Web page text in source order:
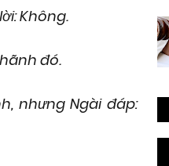
Không.
đó.
nhưng Ngài đáp: